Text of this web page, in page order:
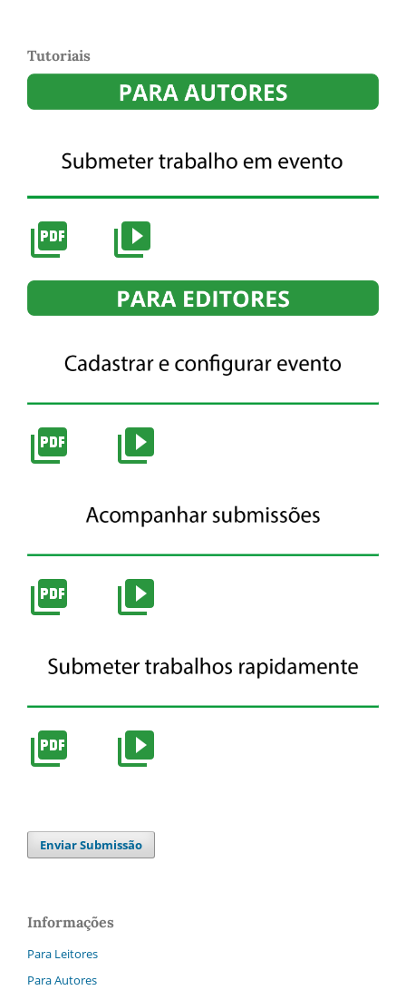
Tutoriais
Enviar Submissão
Informações
Para Leitores
Para Autores